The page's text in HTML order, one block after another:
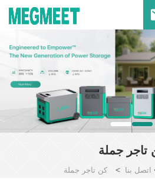
تاجر جملة
اتصل بنا > كن تاجر جملة